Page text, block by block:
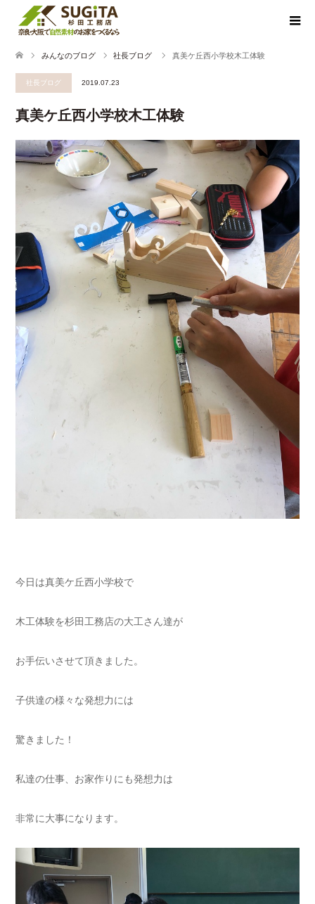
みんなのブログ 社長ブログ 真美ケ丘西小学校木工体験
社長ブログ 2019.07.23
真美ケ丘西小学校木工体験
今日は真美ケ丘西小学校で
木工体験を杉田工務店の大工さん達が
お手伝いさせて頂きました。
子供達の様々な発想力には
驚きました！
私達の仕事、お家作りにも発想力は
非常に大事になります。